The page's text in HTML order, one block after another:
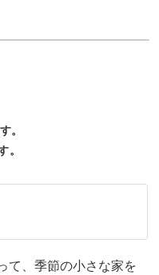
基本の塗り方から失敗
しく”見せる塗り方も
ら、絵を描くのが久し
。
て、季節の小さな家を